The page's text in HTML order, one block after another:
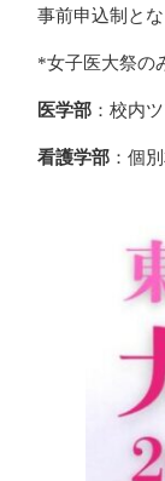
事前申込制と
*女子医大祭の
医学部 ：校内
看護学部 ：個